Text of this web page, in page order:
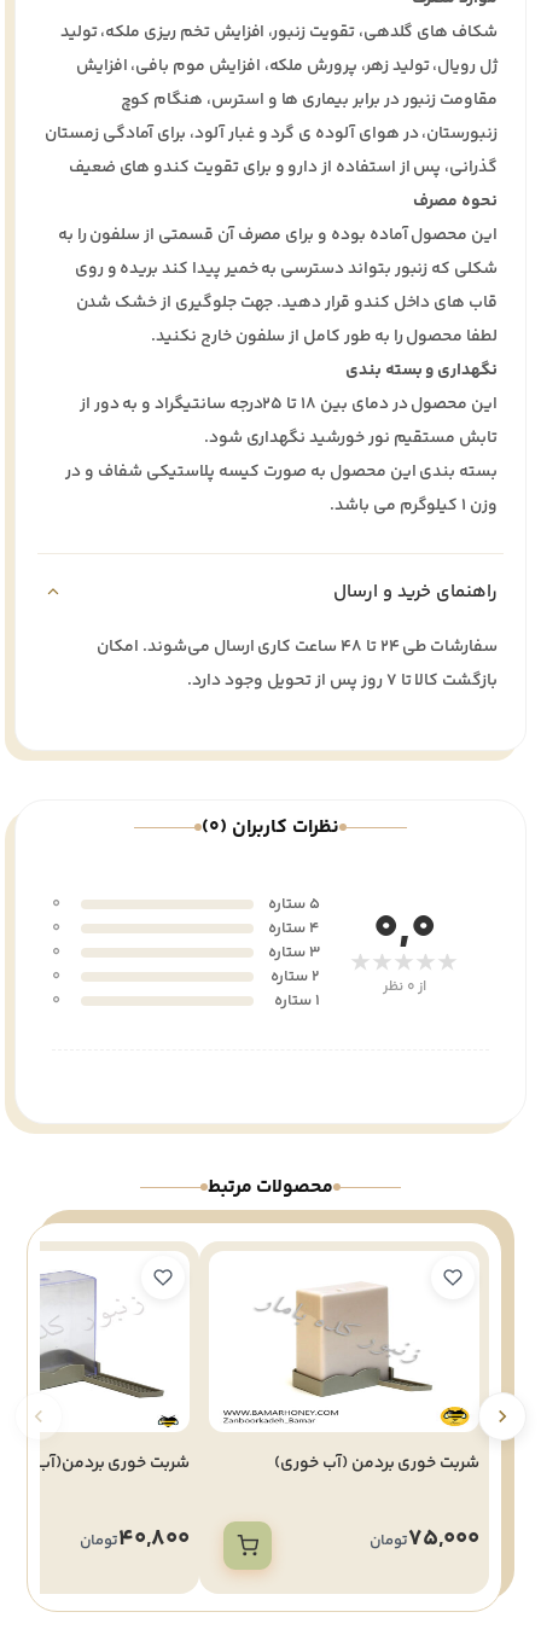
شکاف های گلدهی، تقویت زنبور، افزایش تخم ریزی ملکه، تولید
ژل رویال، تولید زهر، پرورش ملکه، افزایش موم بافی، افزایش
مقاومت زنبور در برابر بیماری ها و استرس، هنگام کوچ
زنبورستان، در هوای آلوده ی گرد و غبار آلود، برای آمادگی زمستان
گذرانی، پس از استفاده از دارو و برای تقویت کندو های ضعیف
نحوه مصرف
این محصول آماده بوده و برای مصرف آن قسمتی از سلفون را به
شکلی که زنبور بتواند دسترسی به خمیر پیدا کند بریده و روی
قاب های داخل کندو قرار دهید. جهت جلوگیری از خشک شدن
لطفا محصول را به طور کامل از سلفون خارج نکنید.
نگهداری و بسته بندی
این محصول در دمای بین 18 تا 25درجه سانتیگراد و به دور از
تابش مستقیم نور خورشید نگهداری شود.
بسته بندی این محصول به صورت کیسه پلاستیکی شفاف و در
وزن 1 کیلوگرم می باشد.
راهنمای خرید و ارسال
سفارشات طی ۲۴ تا ۴۸ ساعت کاری ارسال می‌شوند. امکان
بازگشت کالا تا ۷ روز پس از تحویل وجود دارد.
نظرات کاربران (0)
0,0
★★★★★
از 0 نظر
5 ستاره
0
4 ستاره
0
3 ستاره
0
2 ستاره
0
0
محصولات مرتبط
شربت خوری بردمن (آب خوری)
75,000تومان
شربت خوری بردمن(آب
40,800تومان